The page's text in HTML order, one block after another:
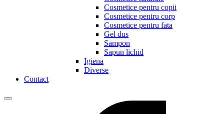
Cosmetice pentru copii
Cosmetice pentru corp
Cosmetice pentru fata
Gel dus
Sampon
Sapun lichid
Igiena
Diverse
Contact